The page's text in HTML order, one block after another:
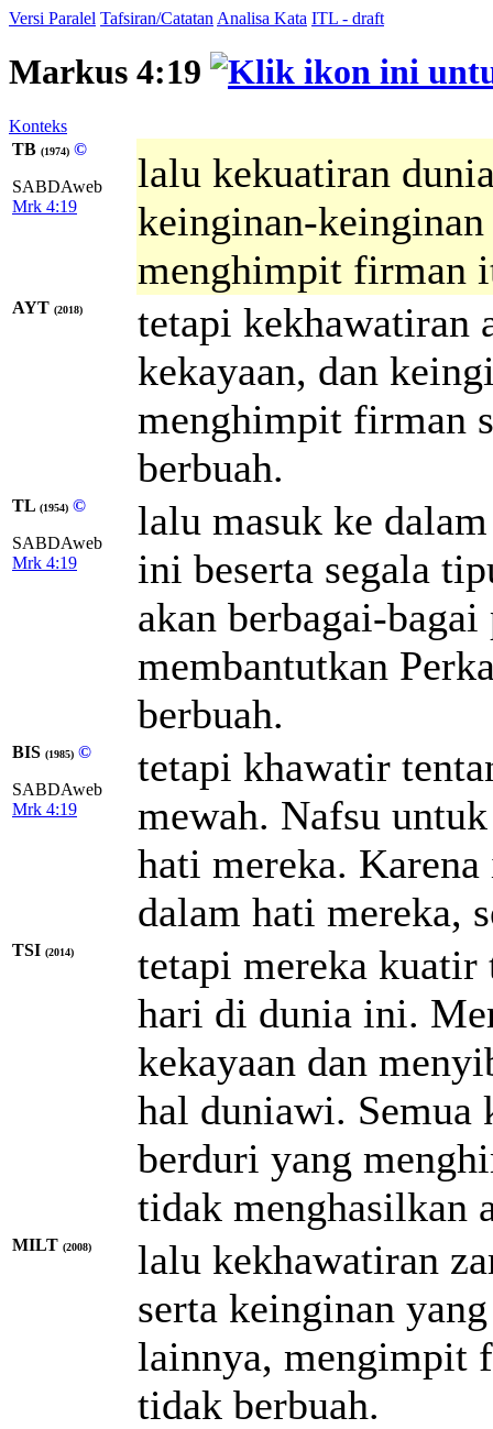
Versi Paralel Tafsiran/Catatan Analisa Kata ITL - draft
Markus 4:19
Konteks
TB (1974) ©
SABDAweb
Mrk 4:19
lalu kekuatiran
keinginan-
menghimpit firman
AYT (2018)
tetapi kekhawatiran
kekayaan, dan
menghimpit firman
berbuah.
TL (1954) ©
SABDAweb
Mrk 4:19
lalu masuk ke
ini beserta segala
akan berbagai-
membantutkan
berbuah.
BIS (1985) ©
SABDAweb
Mrk 4:19
tetapi khawatir
mewah. Nafsu
hati mereka.
dalam hati mereka,
TSI (2014)
tetapi mereka kuatir
hari di dunia ini.
kekayaan dan
hal duniawi. Semua
berduri yang
tidak menghasilkan
MILT (2008)
lalu kekhawatiran
serta keinginan
lainnya, mengimpit
tidak berbuah.